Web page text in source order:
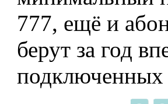
777, ещё и
берут за год
подключенных